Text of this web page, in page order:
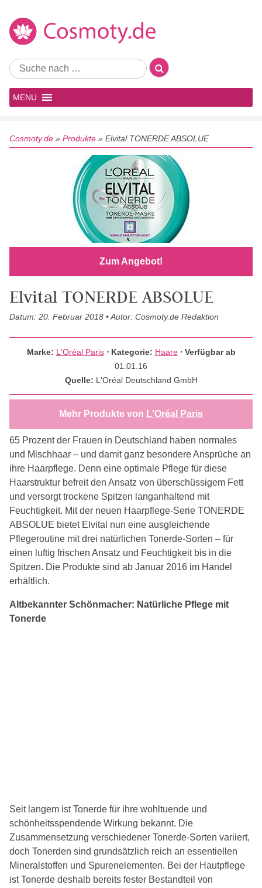
MENU
Cosmoty.de » Produkte » Elvital TONERDE ABSOLUE
Zum Angebot!
Elvital TONERDE ABSOLUE
Datum: 20. Februar 2018 • Autor: Cosmoty.de Redaktion
Marke: L'Oréal Paris ⋅ Kategorie: Haare ⋅ Verfügbar ab
01.01.16
Quelle: L'Oréal Deutschland GmbH
Mehr Produkte von L'Oréal Paris
65 Prozent der Frauen in Deutschland haben normales
und Mischhaar – und damit ganz besondere Ansprüche an
ihre Haarpflege. Denn eine optimale Pflege für diese
Haarstruktur befreit den Ansatz von überschüssigem Fett
und versorgt trockene Spitzen langanhaltend mit
Feuchtigkeit. Mit der neuen Haarpflege-Serie TONERDE
ABSOLUE bietet Elvital nun eine ausgleichende
Pflegeroutine mit drei natürlichen Tonerde-Sorten – für
einen luftig frischen Ansatz und Feuchtigkeit bis in die
Spitzen. Die Produkte sind ab Januar 2016 im Handel
erhältlich.
Altbekannter Schönmacher: Natürliche Pflege mit
Tonerde
Seit langem ist Tonerde für ihre wohltuende und
schönheitsspendende Wirkung bekannt. Die
Zusammensetzung verschiedener Tonerde-Sorten variiert,
doch Tonerden sind grundsätzlich reich an essentiellen
Mineralstoffen und Spurenelementen. Bei der Hautpflege
ist Tonerde deshalb bereits fester Bestandteil von